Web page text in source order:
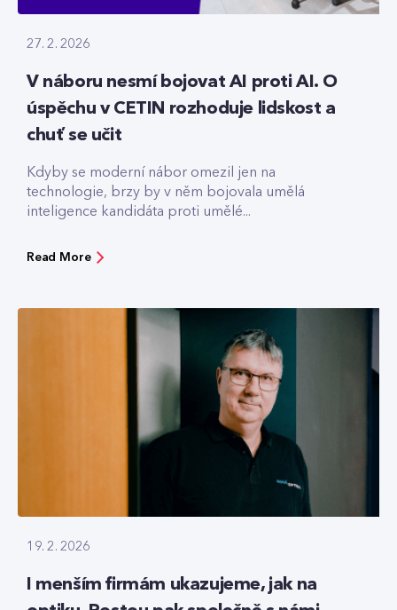
27. 2. 2026
V náboru nesmí bojovat AI proti AI. O
úspěchu v CETIN rozhoduje lidskost a
chuť se učit
Kdyby se moderní nábor omezil jen na
technologie, brzy by v něm bojovala umělá
inteligence kandidáta proti umělé...
Read More
19. 2. 2026
I menším firmám ukazujeme, jak na